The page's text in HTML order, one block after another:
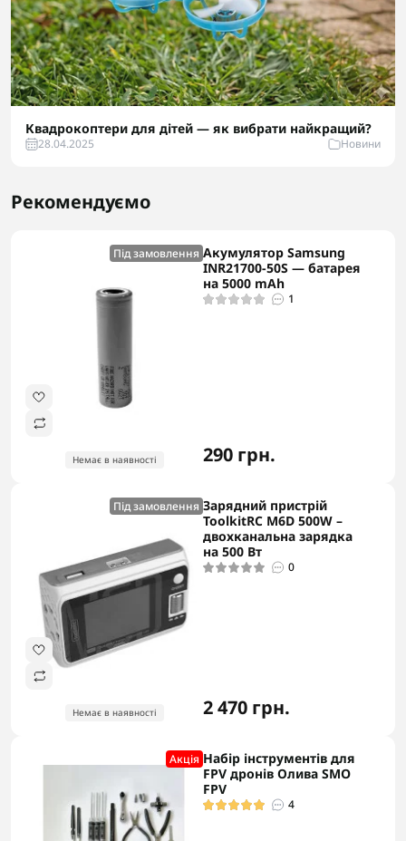
Квадрокоптери для дітей — як вибрати найкращий?
28.04.2025 Новини
Рекомендуємо
Під замовлення
Немає в наявності
Акумулятор Samsung
INR21700-50S — батарея
на 5000 mAh
1
290 грн.
Під замовлення
Немає в наявності
Зарядний пристрій
ToolkitRC M6D 500W –
двохканальна зарядка
на 500 Вт
0
2 470 грн.
Акцiя Набір інструментів для
FPV дронів Олива SMO
FPV
4